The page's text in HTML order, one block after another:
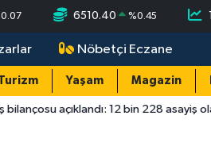
0.07 6510.40 %0.45
Nöbetçi Eczane
Yaşam Magazin
12 bin 228 asayiş olayının